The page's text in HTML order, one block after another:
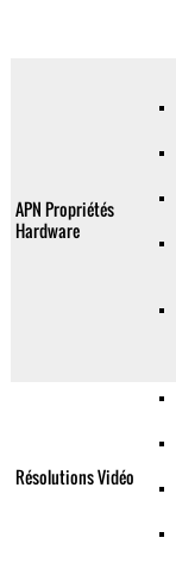
APN Propriétés
Hardware
Résolutions Vidéo